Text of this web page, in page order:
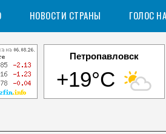
НОВОСТИ СТРАНЫ ГОЛОС
Петропавловск
+19°C